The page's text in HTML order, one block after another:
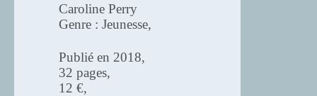
Caroline Perry
Genre : Jeunesse,
Publié en 2018,
32 pages,
12 €,